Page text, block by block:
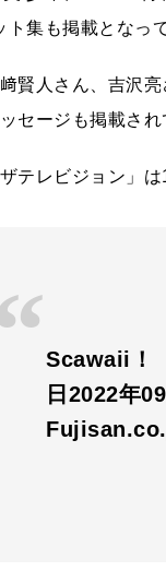
集も掲載となっ
賢人さん、吉沢
セージも掲載され
テレビジョン」は
Scawaii！
日2022年